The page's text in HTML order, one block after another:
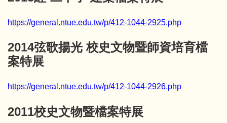
https://general.ntue.edu.tw/p/412-1044-2925.php
2014弦歌揚光 校史文物暨師資培育檔
案特展
https://general.ntue.edu.tw/p/412-1044-2926.php
2011校史文物暨檔案特展